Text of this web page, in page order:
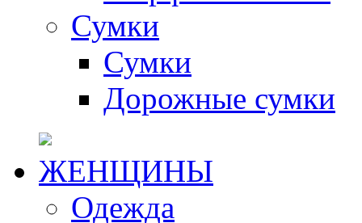
Сумки
Сумки
Дорожные сумки
ЖЕНЩИНЫ
Одежда